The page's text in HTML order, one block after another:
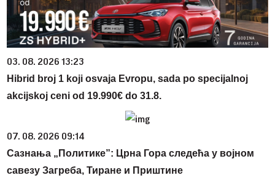
03. 08. 2026 13:23
Hibrid broj 1 koji osvaja Evropu, sada po specijalnoj
akcijskoj ceni od 19.990€ do 31.8.
07. 08. 2026 09:14
Сазнања „Политике”: Црна Гора следећа у војном
савезу Загреба, Тиране и Приштине